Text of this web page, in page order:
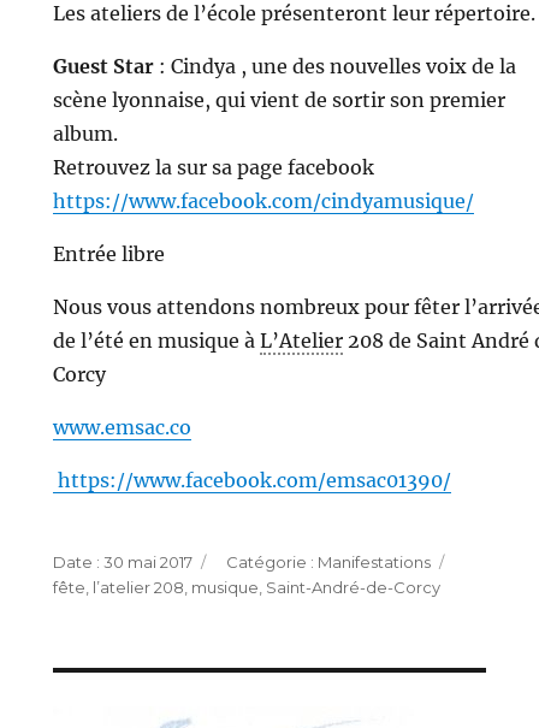
Les ateliers de l’école présenteront leur répertoire.
Guest Star: Cindya , une des nouvelles voix de la
scène lyonnaise, qui vient de sortir son premier
album.
Retrouvez la sur sa page facebook
https://www.facebook.com/cindyamusique/
Entrée libre
Nous vous attendons nombreux pour fêter
de l’été en musique à L’Atelier208 de Saint André
Corcy
www.emsac.co
https://www.facebook.com/emsac01390/
Publié
le
30 mai 2017 Catégories
Manifestations
fête, l’atelier 208, musique, Saint-André-de-Corcy